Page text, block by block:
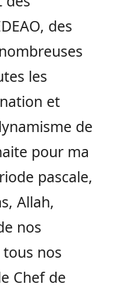
des
les
et
de
pour ma
pascale,
Allah,
nos
nos
Chef de